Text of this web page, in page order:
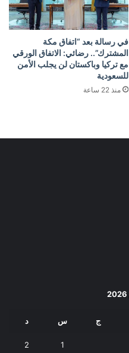
في رسالة بعد “اتفاق مكة
المشترك”.. رضائي: الاتفاق الورقي
مع تركيا وباكستان لن يجلب الأمن
للسعودية
منذ 22 ساعة
ج س د
1
2